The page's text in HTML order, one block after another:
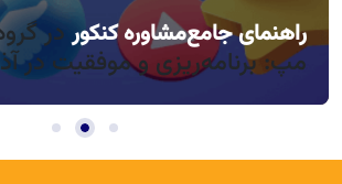
مدیریت خواب و بی‌حوصلگی در
راهنمای جامعمشاوره کنکوردر
مپ: برنامه‌ریزی و موفقیت در
راندمان بالا در روزهای کوتاه آذر،